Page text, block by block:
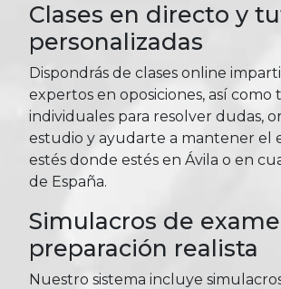
Clases en directo y
personalizadas
Dispondrás de clases online
expertos en oposiciones, así como
individuales para resolver dudas,
estudio y ayudarte a mantener el
estés donde estés en Ávila o en
de España.
Simulacros de
preparación realista
Nuestro sistema incluye